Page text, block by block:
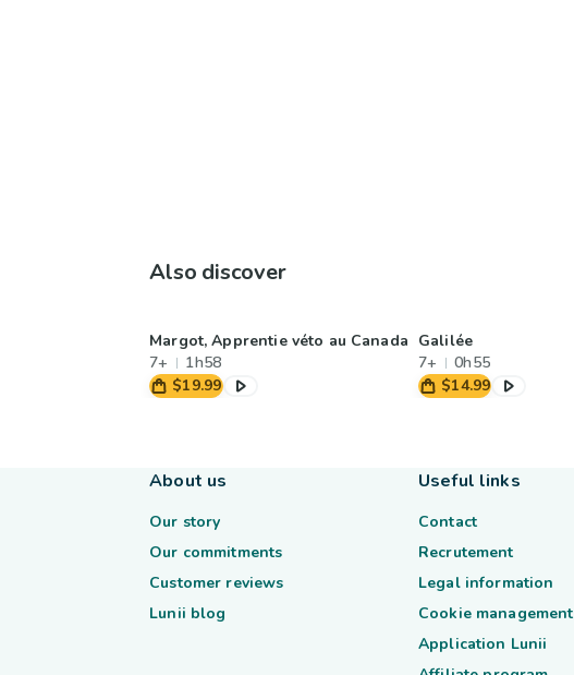
Also discover
Margot, Apprentie véto au Canada
7+
1h58
$19.99
Galilée
7+
0h55
$14.99
About us
Our story
Our commitments
Customer reviews
Lunii blog
Useful links
Contact
Recrutement
Legal information
Cookie management
Application Lunii